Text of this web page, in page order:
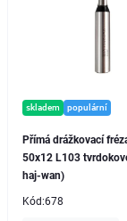
skladem populární
Přímá drážkovací
50x12 L103
haj-wan)
Kód:678